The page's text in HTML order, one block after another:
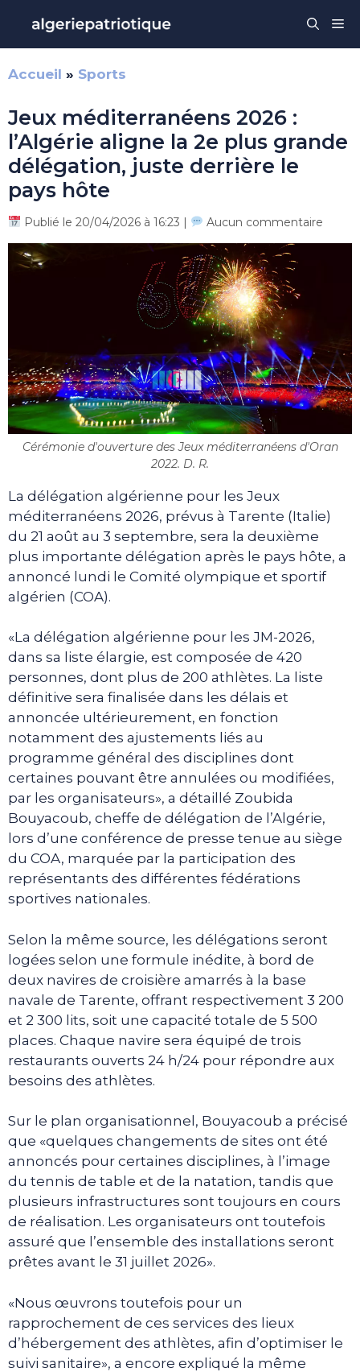
contenu
Accueil » Sports
Jeux méditerranéens 2026 :
l’Algérie aligne la 2e plus grande
délégation, juste derrière le
pays hôte
Publié le 20/04/2026 à 16:23 | Aucun commentaire
Cérémonie d'ouverture des Jeux méditerranéens d'Oran
2022. D. R.
La délégation algérienne pour les Jeux
méditerranéens 2026, prévus à Tarente (Italie)
du 21 août au 3 septembre, sera la deuxième
plus importante délégation après le pays hôte, a
annoncé lundi le Comité olympique et sportif
algérien (COA).
«La délégation algérienne pour les JM-2026,
dans sa liste élargie, est composée de 420
personnes, dont plus de 200 athlètes. La liste
définitive sera finalisée dans les délais et
annoncée ultérieurement, en fonction
notamment des ajustements liés au
programme général des disciplines dont
certaines pouvant être annulées ou modifiées,
par les organisateurs», a détaillé Zoubida
Bouyacoub, cheffe de délégation de l’Algérie,
lors d’une conférence de presse tenue au siège
du COA, marquée par la participation des
représentants des différentes fédérations
sportives nationales.
Selon la même source, les délégations seront
logées selon une formule inédite, à bord de
deux navires de croisière amarrés à la base
navale de Tarente, offrant respectivement 3 200
et 2 300 lits, soit une capacité totale de 5 500
places. Chaque navire sera équipé de trois
restaurants ouverts 24 h/24 pour répondre aux
besoins des athlètes.
Sur le plan organisationnel, Bouyacoub a précisé
que «quelques changements de sites ont été
annoncés pour certaines disciplines, à l’image
du tennis de table et de la natation, tandis que
plusieurs infrastructures sont toujours en cours
de réalisation. Les organisateurs ont toutefois
assuré que l’ensemble des installations seront
prêtes avant le 31 juillet 2026».
«Nous œuvrons toutefois pour un
rapprochement de ces services des lieux
d’hébergement des athlètes, afin d’optimiser le
suivi sanitaire», a encore expliqué la même